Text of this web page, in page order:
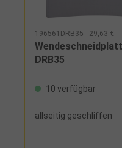
196561DRB35 - 29,63 €
DRB35
10 verfügbar
allseitig geschliffen